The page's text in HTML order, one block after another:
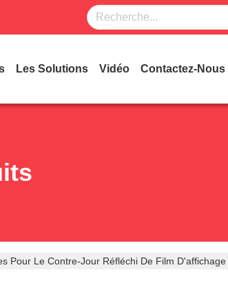
Les Solutions Vidéo Contactez-Nous
Pour Le Contre-Jour Réfléchi De Film